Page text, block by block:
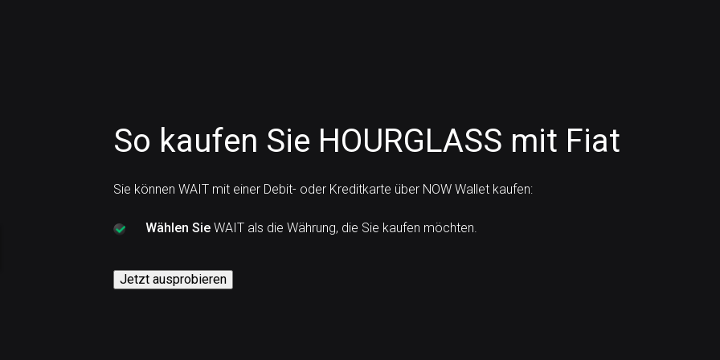
So kaufen Sie HOURGLASS mit Fiat
Sie können WAIT mit einer Debit- oder Kreditkarte über NOW Wallet kaufen:
Wählen SieWAIT als die Währung, die Sie kaufen möchten.
Jetzt ausprobieren